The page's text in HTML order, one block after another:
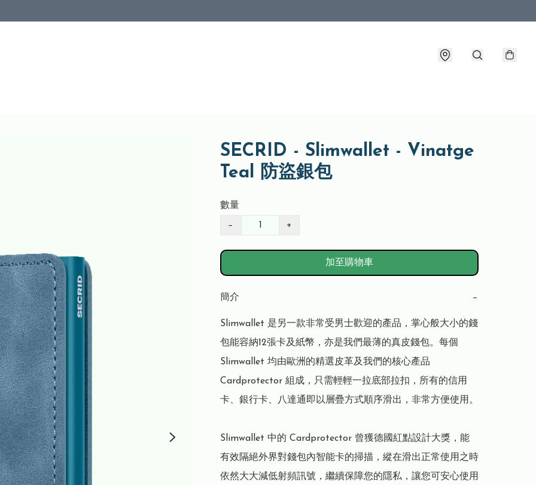
SECRID - Slimwallet - Vinatge
Teal 防盜銀包
數量
− +
加至購物車
簡介 −
Slimwallet 是另一款非常受男士歡迎的產品，掌心般大小的錢
包能容納12張卡及紙幣，亦是我們最薄的真皮錢包。每個
Slimwallet 均由歐洲的精選皮革及我們的核心產品
Cardprotector 組成，只需輕輕一拉底部拉扣，所有的信用
卡、銀行卡、八達通即以層疊方式順序滑出，非常方便使用。
Slimwallet 中的 Cardprotector 曾獲德國紅點設計大獎，能
有效隔絕外界對錢包內智能卡的掃描，縱在滑出正常使用之時
依然大大減低射頻訊號，繼續保障您的隱私，讓您可安心使用